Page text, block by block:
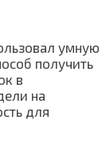
умную
получить
в
на
для